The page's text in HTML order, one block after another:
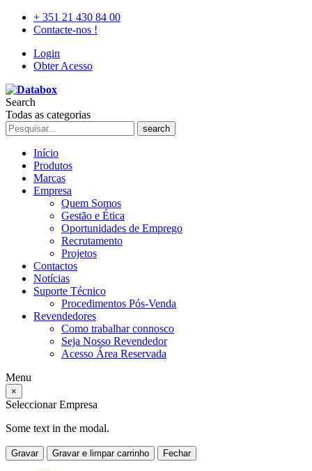
+ 351 21 430 84 00
Contacte-nos !
Login
Obter Acesso
Search
Todas as categorias
search
Início
Produtos
Marcas
Empresa
Quem Somos
Gestão e Ética
Oportunidades de Emprego
Recrutamento
Projetos
Contactos
Notícias
Suporte Técnico
Procedimentos Pós-Venda
Revendedores
Como trabalhar connosco
Seja Nosso Revendedor
Acesso Área Reservada
Menu
×
Seleccionar Empresa
Some text in the modal.
Gravar Gravar e limpar carrinho Fechar